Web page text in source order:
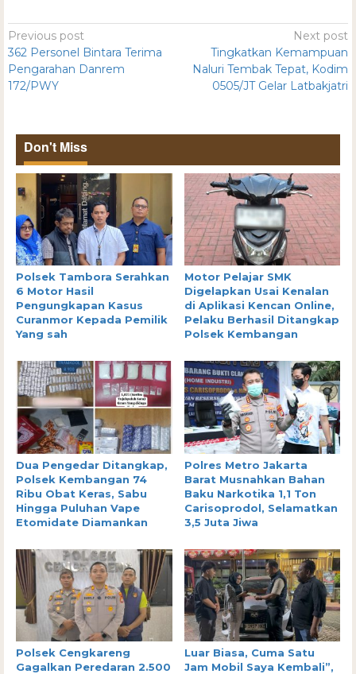
Previous post
362 Personel Bintara Terima
Pengarahan Danrem
172/PWY
Next post
Tingkatkan Kemampuan
Naluri Tembak Tepat, Kodim
0505/JT Gelar Latbakjatri
Don't Miss
Polsek Tambora Serahkan
6 Motor Hasil
Pengungkapan Kasus
Curanmor Kepada Pemilik
Yang sah
Motor Pelajar SMK
Digelapkan Usai Kenalan
di Aplikasi Kencan Online,
Pelaku Berhasil Ditangkap
Polsek Kembangan
Dua Pengedar Ditangkap,
Polsek Kembangan 74
Ribu Obat Keras, Sabu
Hingga Puluhan Vape
Etomidate Diamankan
Polres Metro Jakarta
Barat Musnahkan Bahan
Baku Narkotika 1,1 Ton
Carisoprodol, Selamatkan
3,5 Juta Jiwa
Polsek Cengkareng
Gagalkan Peredaran 2.500
Luar Biasa, Cuma Satu
Jam Mobil Saya Kembali”,